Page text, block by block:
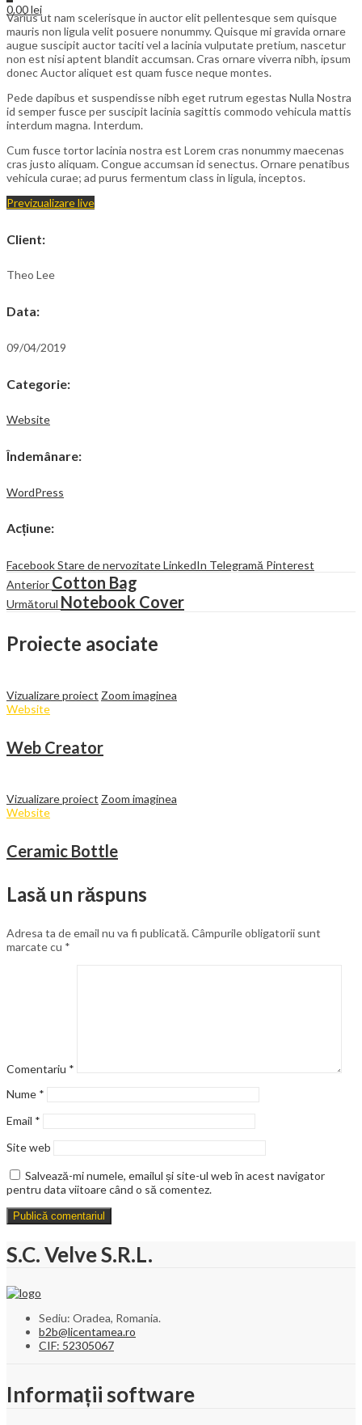
0.00lei
Varius ut nam scelerisque in auctor elit pellentesque sem quisque
mauris non ligula velit posuere nonummy. Quisque mi gravida ornare
augue suscipit auctor taciti vel a lacinia vulputate pretium, nascetur
non est nisi aptent blandit accumsan. Cras ornare viverra nibh, ipsum
donec Auctor aliquet est quam fusce neque montes.
Pede dapibus et suspendisse nibh eget rutrum egestas Nulla Nostra
id semper fusce per suscipit lacinia sagittis commodo vehicula mattis
interdum magna. Interdum.
Cum fusce tortor lacinia nostra est Lorem cras nonummy maecenas
cras justo aliquam. Congue accumsan id senectus. Ornare penatibus
vehicula curae; ad purus fermentum class in ligula, inceptos.
Previzualizare live
Client:
Theo Lee
Data:
09/04/2019
Categorie:
Website
Îndemânare:
WordPress
Acțiune:
FacebookStare de nervozitateLinkedIn Telegramă Pinterest
Anterior Cotton Bag
Următorul Notebook Cover
Proiecte asociate
Vizualizare proiect Zoom imaginea
Website
Web Creator
Vizualizare proiect Zoom imaginea
Website
Ceramic Bottle
Lasă un răspuns
Adresa ta de email nu va fi publicată.Câmpurile obligatorii sunt
marcate cu *
Comentariu *
Nume *
Email *
Site web
Salvează-mi numele, emailul și site-ul web în acest navigator
pentru data viitoare când o să comentez.
S.C. Velve S.R.L.
Sediu: Oradea, Romania.
b2b@licentamea.ro
CIF: 52305067
Informații software